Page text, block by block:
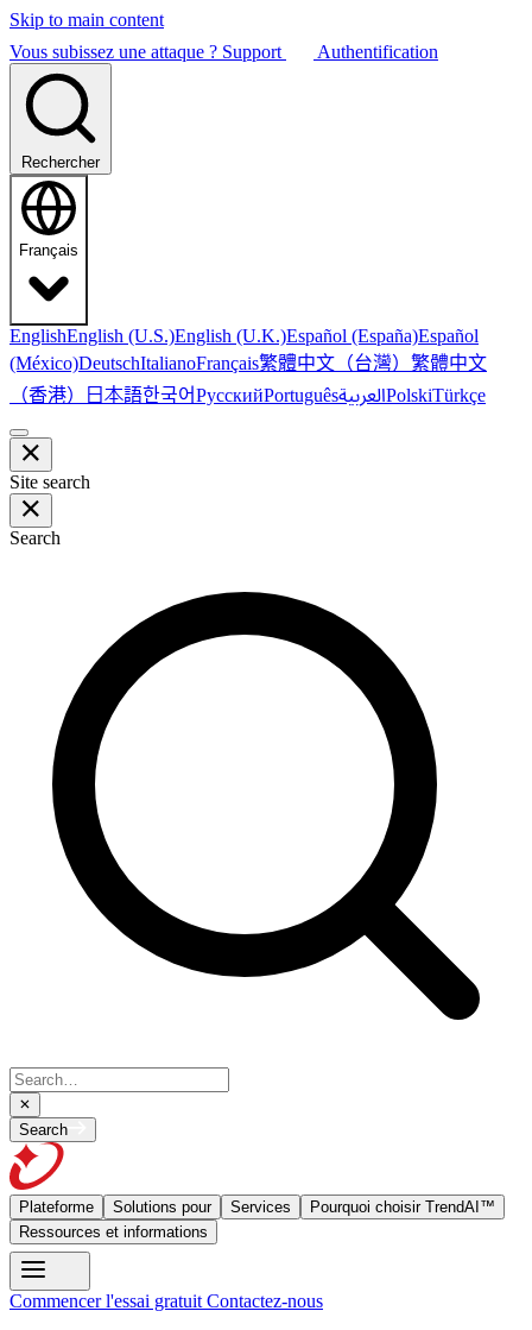
Skip to main content
Vous subissez une attaque ? Support Authentification
Rechercher
Français
EnglishEnglish (U.S.)English (U.K.)Español (España)Español
(México)DeutschItalianoFrançais繁體中文（台灣） 繁體中文
（香港） 日本語한국어РусскийPortuguêsالعربيةPolskiTürkçe
Site search
Search
Search
Plateforme Solutions pour Services
Pourquoi choisir TrendAI™
Ressources et informations
Commencer l'essai gratuit Contactez-nous